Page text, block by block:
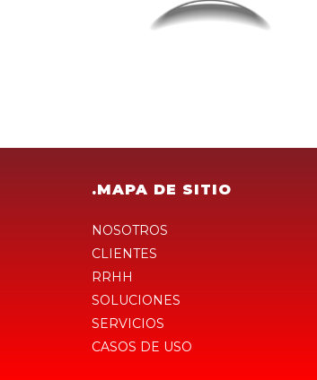
.MAPA DE SITIO
NOSOTROS
CLIENTES
RRHH
SOLUCIONES
SERVICIOS
CASOS DE USO